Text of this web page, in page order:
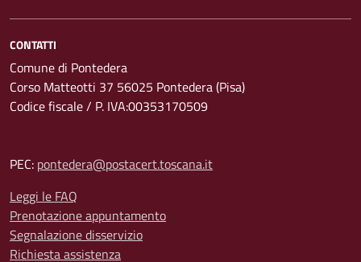
CONTATTI
Comune di Pontedera
Corso Matteotti 37 56025 Pontedera (Pisa)
Codice fiscale / P. IVA:00353170509
PEC: pontedera@postacert.toscana.it
Leggi le FAQ
Prenotazione appuntamento
Segnalazione disservizio
Richiesta assistenza